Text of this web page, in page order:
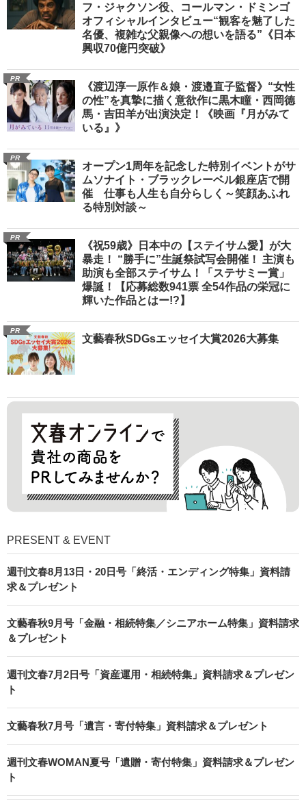
フ・ジャクソン役、コールマン・ドミンゴ
オフィシャルインタビュー“観客を魅了した
名優、複雑な父親像への想いを語る”《日本
興収70億円突破》
PR
《渡辺淳一原作＆娘・渡邉直子監督》“女性
の性”を真摯に描く意欲作に黒木瞳・西岡德
馬・吉田羊が出演決定！《映画『月がみて
いる』》
PR
オープン1周年を記念した特別イベントがサ
ムソナイト・ブラックレーベル銀座店で開
催 仕事も人生も自分らしく～笑顔あふれ
る特別対談～
PR
《祝59歳》日本中の【ステイサム愛】が大
暴走！ “勝手に”生誕祭試写会開催！ 主演も
助演も全部ステイサム！「ステサミー賞」
爆誕！【応募総数941票 全54作品の栄冠に
輝いた作品とはー!?】
PR
文藝春秋SDGsエッセイ大賞2026大募集
PRESENT & EVENT
週刊文春8月13日・20日号「終活・エンディング特集」資料請
求＆プレゼント
文藝春秋9月号「金融・相続特集／シニアホーム特集」資料請求
＆プレゼント
週刊文春7月2日号「資産運用・相続特集」資料請求＆プレゼン
ト
文藝春秋7月号「遺言・寄付特集」資料請求＆プレゼント
週刊文春WOMAN夏号「遺贈・寄付特集」資料請求＆プレゼン
ト